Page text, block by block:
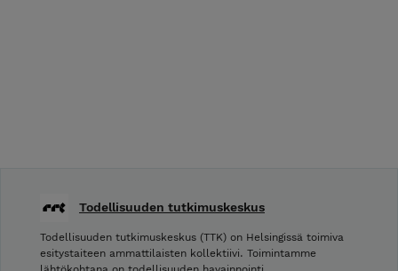
Todellisuuden tutkimuskeskus
Todellisuuden tutkimuskeskus (TTK) on Helsingissä toimiva
esitystaiteen ammattilaisten kollektiivi. Toimintamme